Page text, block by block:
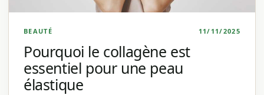
BEAUTÉ 11/11/2025
Pourquoi le collagène est
essentiel pour une peau
élastique